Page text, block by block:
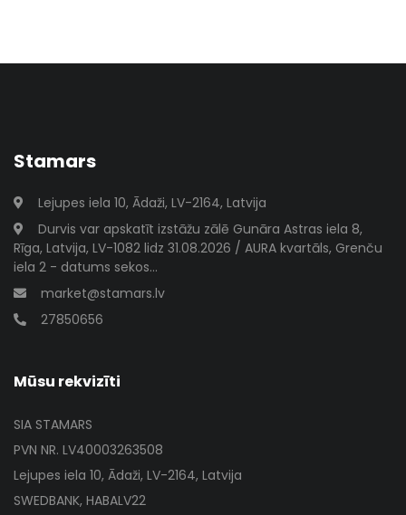
Stamars
Lejupes iela 10, Ādaži, LV-2164, Latvija
Durvis var apskatīt izstāžu zālē Gunāra Astras iela 8,
Rīga, Latvija, LV-1082 lidz 31.08.2026 / AURA kvartāls, Grenču
iela 2 - datums sekos...
market@stamars.lv
27850656
Mūsu rekvizīti
SIA STAMARS
PVN NR. LV40003263508
Lejupes iela 10, Ādaži, LV-2164, Latvija
SWEDBANK, HABALV22